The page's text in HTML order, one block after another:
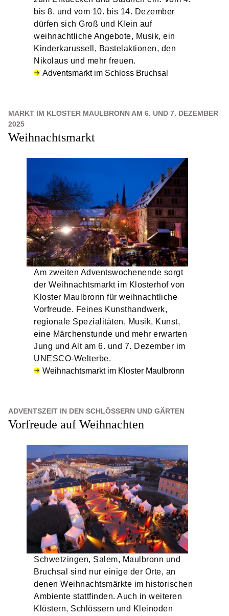
bis 8. und vom 10. bis 14. Dezember
dürfen sich Groß und Klein auf
weihnachtliche Angebote, Musik, ein
Kinderkarussell, Bastelaktionen, den
Nikolaus und mehr freuen.
Adventsmarkt im Schloss Bruchsal
MARKT IM KLOSTER MAULBRONN AM 6. UND 7. DEZEMBER
2025
Weihnachtsmarkt
Am zweiten Adventswochenende sorgt
der Weihnachtsmarkt im Klosterhof von
Kloster Maulbronn für weihnachtliche
Vorfreude. Feines Kunsthandwerk,
regionale Spezialitäten, Musik, Kunst,
eine Märchenstunde und mehr erwarten
Jung und Alt am 6. und 7. Dezember im
UNESCO-Welterbe.
Weihnachtsmarkt im Kloster Maulbronn
ADVENTSZEIT IN DEN SCHLÖSSERN UND GÄRTEN
Vorfreude auf Weihnachten
Schwetzingen, Salem, Maulbronn und
Bruchsal sind nur einige der Orte, an
denen Weihnachtsmärkte im historischen
Ambiente stattfinden. Auch in weiteren
Klöstern, Schlössern und Kleinoden